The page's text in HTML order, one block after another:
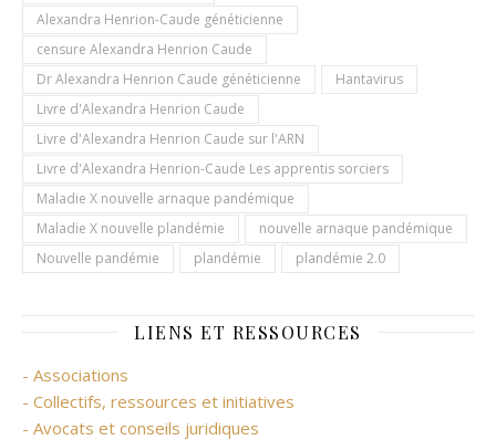
Alexandra Henrion-Caude généticienne
censure Alexandra Henrion Caude
Dr Alexandra Henrion Caude généticienne
Hantavirus
Livre d'Alexandra Henrion Caude
Livre d'Alexandra Henrion Caude sur l'ARN
Livre d'Alexandra Henrion-Caude Les apprentis sorciers
Maladie X nouvelle arnaque pandémique
Maladie X nouvelle plandémie
nouvelle arnaque pandémique
Nouvelle pandémie
plandémie plandémie 2.0
LIENS ET RESSOURCES
- Associations
- Collectifs, ressources et initiatives
- Avocats et conseils juridiques